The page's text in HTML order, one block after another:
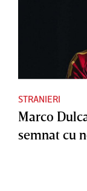
STRANIERI
Marco
semnat cu